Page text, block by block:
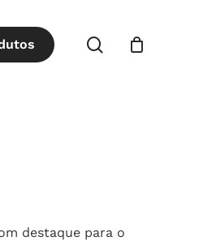
utos procurar
destaque para o